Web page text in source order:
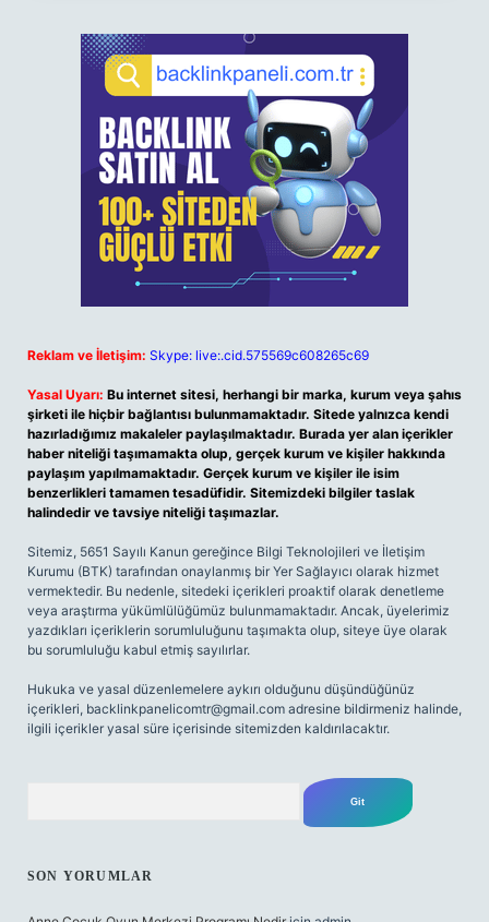
Reklam ve İletişim: Skype: live:.cid.575569c608265c69
Yasal Uyarı: Bu internet sitesi, herhangi bir marka, kurum veya şahıs
şirketi ile hiçbir bağlantısı bulunmamaktadır. Sitede yalnızca kendi
hazırladığımız makaleler paylaşılmaktadır. Burada yer alan içerikler
haber niteliği taşımamakta olup, gerçek kurum ve kişiler hakkında
paylaşım yapılmamaktadır. Gerçek kurum ve kişiler ile isim
benzerlikleri tamamen tesadüfidir. Sitemizdeki bilgiler taslak
halindedir ve tavsiye niteliği taşımazlar.
Sitemiz, 5651 Sayılı Kanun gereğince Bilgi Teknolojileri ve İletişim
Kurumu (BTK) tarafından onaylanmış bir Yer Sağlayıcı olarak hizmet
vermektedir. Bu nedenle, sitedeki içerikleri proaktif olarak denetleme
veya araştırma yükümlülüğümüz bulunmamaktadır. Ancak, üyelerimiz
yazdıkları içeriklerin sorumluluğunu taşımakta olup, siteye üye olarak
bu sorumluluğu kabul etmiş sayılırlar.
Hukuka ve yasal düzenlemelere aykırı olduğunu düşündüğünüz
içerikleri, backlinkpanelicomtr@gmail.com adresine bildirmeniz halinde,
ilgili içerikler yasal süre içerisinde sitemizden kaldırılacaktır.
SON YORUMLAR